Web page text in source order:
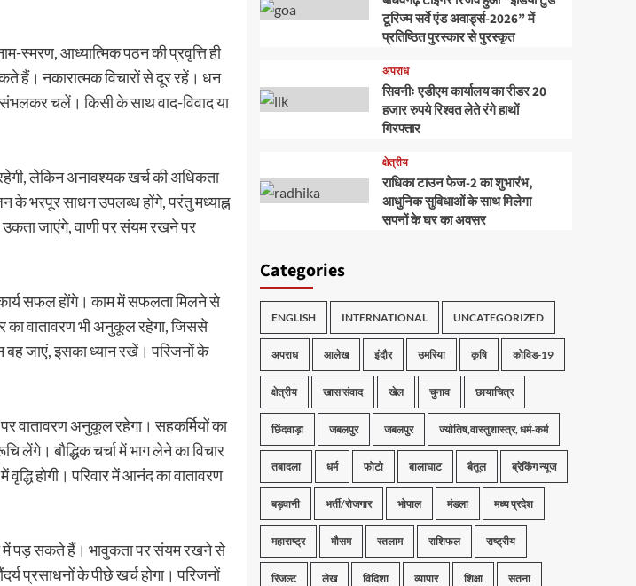
स्मरण, आध्यात्मिक पठन की प्रवृत्ति ही
हैं। नकारात्मक विचारों से दूर रहें। धन
चलें। किसी के साथ वाद-विवाद या
लेकिन अनावश्यक खर्च की अधिकता
के भरपूर साधन उपलब्ध होंगे, परंतु मध्याह्न
जाएंगे, वाणी पर संयम रखने पर
सफल होंगे। काम में सफलता मिलने से
का वातावरण भी अनुकूल रहेगा, जिससे
जाएं, इसका ध्यान रखें। परिजनों के
वातावरण अनुकूल रहेगा। सहकर्मियों का
बौद्धिक चर्चा में भाग लेने का विचार
होगी। परिवार में आनंद का वातावरण
में पड़ सकते हैं। भावुकता पर संयम रखने से
प्रसाधनों के पीछे खर्च होगा। परिजनों
टूरिज्म सर्वे एंड अवार्ड्स-2026” में
प्रतिष्ठित पुरस्कार से पुरस्कृत
अपराध
सिवनीः एडीएम कार्यालय का रीडर 20
हजार रुपये रिश्वत लेते रंगे हाथों
गिरफ्तार
क्षेत्रीय
राधिका टाउन फेज-2 का शुभारंभ,
आधुनिक सुविधाओं के साथ मिलेगा
सपनों के घर का अवसर
Categories
ENGLISH INTERNATIONAL UNCATEGORIZED
अपराध आलेख इंदौर उमरिया कृषि कोविड-19
क्षेत्रीय खास संवाद खेल चुनाव छायाचित्र
छिंदवाड़ा जबलपुर जबलपुर ज्योतिष,वास्तुशास्त्र, धर्म-कर्म
तबादला धर्म फोटो बालाघाट बैतूल ब्रेकिंग न्यूज
बड़वानी भर्ती/रोजगार भोपाल मंडला मध्य प्रदेश
महाराष्ट्र मौसम रतलाम राशिफल राष्ट्रीय
रिजल्ट लेख विदिशा व्यापार शिक्षा सतना